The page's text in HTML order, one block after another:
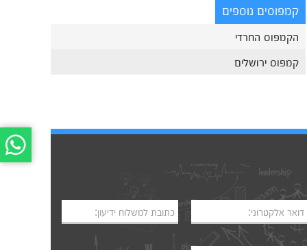
קמפוסים נוספים
הקמפוס החרדי
קמפוס ירושלים
דואר אלקטרוני: כתובת למשלוח ידיעון: